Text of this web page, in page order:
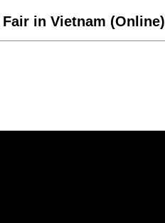
Fair in Vietnam (Online)